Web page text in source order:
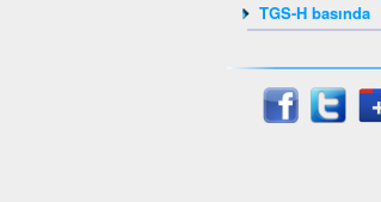
TGS-H basında